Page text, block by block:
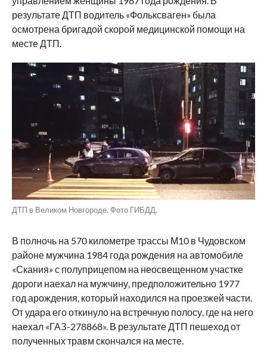
результате ДТП водитель «Фольксваген» была
осмотрена бригадой скорой медицинской помощи на
месте ДТП.
ДТП в Великом Новгороде. Фото ГИБДД.
В полночь на 570 километре трассы М10 в Чудовском
районе мужчина 1984 года рождения на автомобиле
«Скания» с полуприцепом на неосвещенном участке
дороги наехал на мужчину, предположительно 1977
год арождения, который находился на проезжей части.
От удара его откинуло на встречную полосу, где на него
наехал «ГАЗ-278868». В результате ДТП пешеход от
полученных травм скончался на месте.